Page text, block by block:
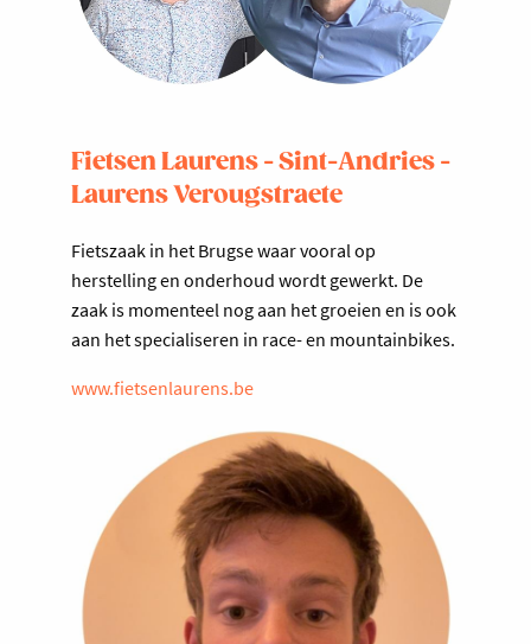
Fietsen Laurens - Sint-Andries -
Laurens Verougstraete
Fietszaak in het Brugse waar vooral op
herstelling en onderhoud wordt gewerkt. De
zaak is momenteel nog aan het groeien en is ook
aan het specialiseren in race- en mountainbikes.
www.fietsenlaurens.be